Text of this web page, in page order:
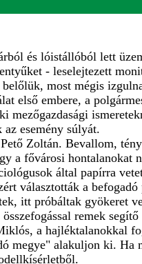
és lóistállóból lett
- leselejtezett
most mégis
első embere, a
mezőgazdasági
esemény súlyát.
Zoltán. Bevallom,
a fővárosi hontalanokat
által papírra
választották a
itt próbáltak gyökeret
remek
a hajléktalanokkal
megye" alakuljon ki. Ha